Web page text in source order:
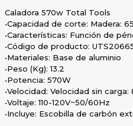
Caladora 570w Total Tools
•Capacidad de corte: Madera:
•Características: Función de
•Código de producto:
•Materiales: Base de aluminio
•Peso (Kg): 13.2
•Potencia: 570W
•Velocidad: Velocidad sin
•Voltaje: 110-120V~50/60Hz
•Incluye: Escobilla de carbón